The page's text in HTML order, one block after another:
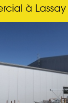
à